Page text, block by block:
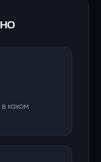
каком